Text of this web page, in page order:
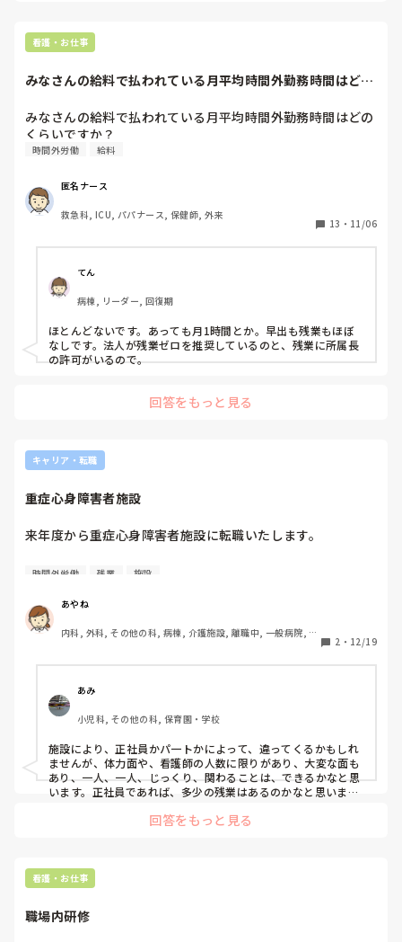
にくくなってしまう可能性も生まれます。
看護・お仕事
みなさんの給料で払われている月平均時間外勤務時間はどの
みなさんの給料で払われている月平均時間外勤務時間はどの
くらいですか？
時間外労働 給料
匿名ナース
救急科, ICU, パパナース, 保健師, 外来
13 ・ 11/06
てん
病棟, リーダー, 回復期
ほとんどないです。あっても月1時間とか。早出も残業もほぼ
なしです。法人が残業ゼロを推奨しているのと、残業に所属長
の許可がいるので。
回答をもっと見る
キャリア・転職
重症心身障害者施設
来年度から重症心身障害者施設に転職いたします。
働いた経験がある方、もしくは知り合いに働いている(いた)
①良いところ
②辛いところ
④給与について
⑤アドバイス
よろしくお願いします！
時間外労働 残業 施設
あやね
内科, 外科, その他の科, 病棟, 介護施設, 離職中, 一般病院, 派
2 ・ 12/19
あみ
小児科, その他の科, 保育園・学校
施設により、正社員かパ一トかによって、違ってくるかもしれ
ませんが、体力面や、看護師の人数に限りがあり、大変な面も
あり、一人、一人、じっくり、関わることは、できるかなと思
います。正社員であれば、多少の残業はあるのかなと思いま
ると思います。割には合わないとは思いますが、それは、どこ
回答をもっと見る
看護・お仕事
職場内研修